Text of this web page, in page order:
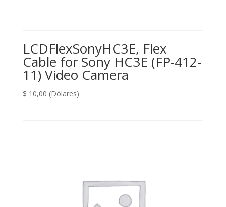
LCDFlexSonyHC3E, Flex
Cable for Sony HC3E (FP-412-
11) Video Camera
$ 10,00 (Dólares)